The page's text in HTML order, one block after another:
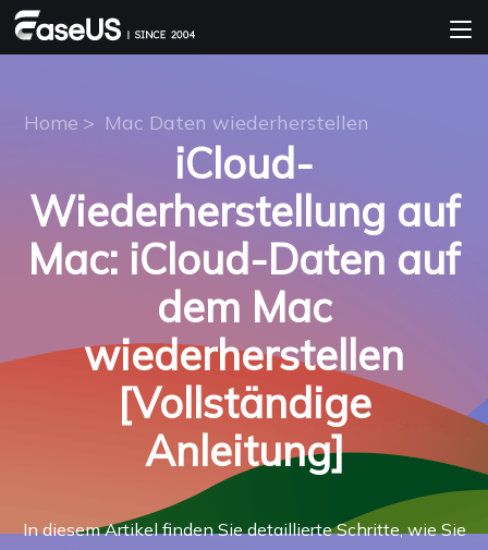
Home > Mac Daten wiederherstellen
iCloud-
Wiederherstellung auf
Mac: iCloud-Daten auf
dem Mac
wiederherstellen
[Vollständige
Anleitung]
In diesem Artikel finden Sie detaillierte Schritte, wie Sie